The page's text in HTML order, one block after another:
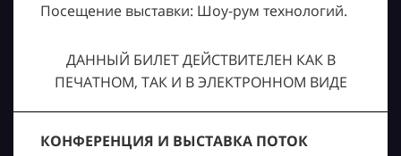
Посещение выставки: Шоу-рум технологий.
ДАННЫЙ БИЛЕТ ДЕЙСТВИТЕЛЕН КАК В
ПЕЧАТНОМ, ТАК И В ЭЛЕКТРОННОМ ВИДЕ
КОНФЕРЕНЦИЯ И ВЫСТАВКА ПОТОК